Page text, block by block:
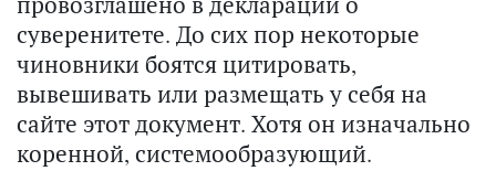
суверенитете. До сих пор некоторые
чиновники боятся цитировать,
вывешивать или размещать у себя на
сайте этот документ. Хотя он изначально
коренной, системообразующий.